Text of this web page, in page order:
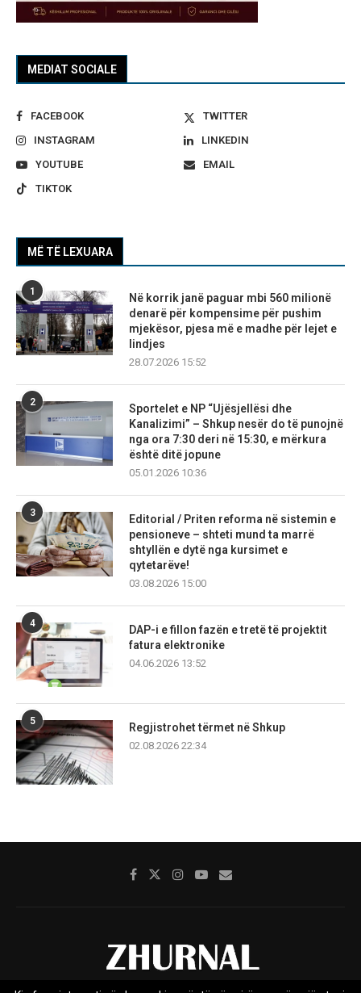
MEDIAT SOCIALE
FACEBOOK
TWITTER
INSTAGRAM
LINKEDIN
YOUTUBE
EMAIL
TIKTOK
MË TË LEXUARA
1
Në korrik janë paguar mbi 560 milionë
denarë për kompensime për pushim
mjekësor, pjesa më e madhe për lejet e
lindjes
28.07.2026 15:52
2
Sportelet e NP “Ujësjellësi dhe
Kanalizimi” – Shkup nesër do të punojnë
nga ora 7:30 deri në 15:30, e mërkura
është ditë jopune
05.01.2026 10:36
3
Editorial / Priten reforma në sistemin e
pensioneve – shteti mund ta marrë
shtyllën e dytë nga kursimet e
qytetarëve!
03.08.2026 15:00
4
DAP-i e fillon fazën e tretë të projektit
fatura elektronike
04.06.2026 13:52
5
Regjistrohet tërmet në Shkup
02.08.2026 22:34